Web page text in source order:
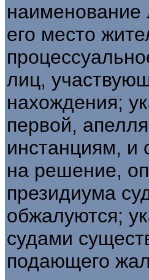
наименование
его место
лиц,
нахождения;
первой,
инстанциям, и
на решение,
президиума
обжалуются;
судами
подающего